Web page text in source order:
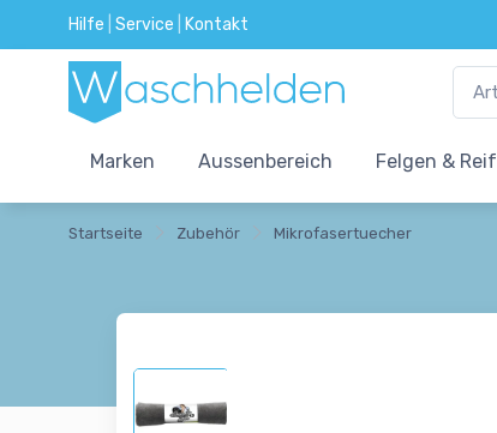
Hilfe Service Kontakt
Marken Aussenbereich Felgen &
Startseite Zubehör Mikrofasertuecher